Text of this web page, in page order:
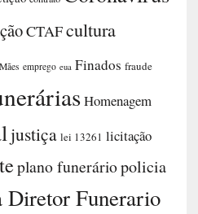
CTAFcultura
emprego eua Finados fraude
Homenagem
justiça lei 13261 licitação
plano funeráriopolicia
Diretor Funerario